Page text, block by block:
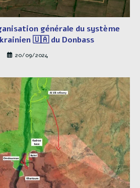
générale du système
🇺🇦 du Donbass
20/09/2024